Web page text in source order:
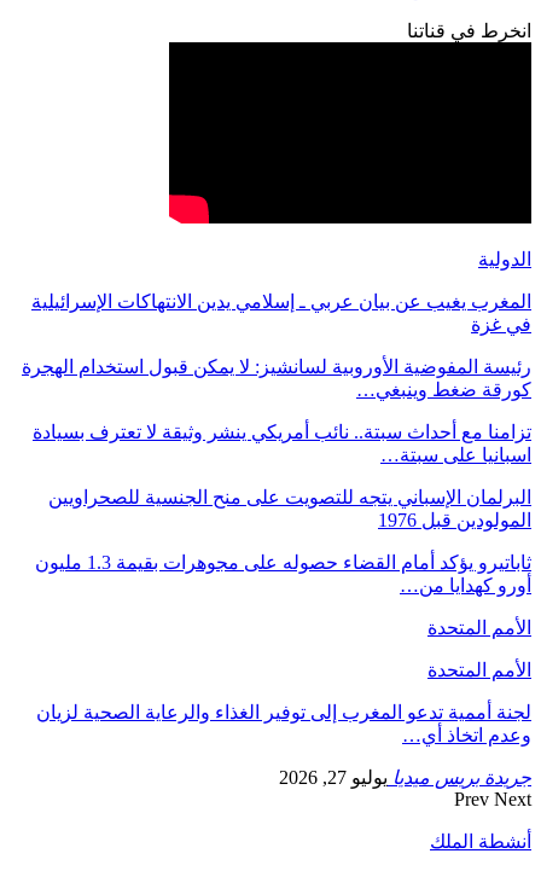
انخرط في قناتنا
الدولية
المغرب يغيب عن بيان عربي ـ إسلامي يدين الانتهاكات الإسرائيلية
في غزة
رئيسة المفوضية الأوروبية لسانشيز: لا يمكن قبول استخدام الهجرة
كورقة ضغط وينبغي…
تزامنا مع أحداث سبتة.. نائب أمريكي ينشر وثيقة لا تعترف بسيادة
اسبانيا على سبتة…
البرلمان الإسباني يتجه للتصويت على منح الجنسية للصحراويين
المولودين قبل 1976
ثاباتيرو يؤكد أمام القضاء حصوله على مجوهرات بقيمة 1.3 مليون
أورو كهدايا من…
الأمم المتحدة
الأمم المتحدة
لجنة أممية تدعو المغرب إلى توفير الغذاء والرعاية الصحية لزيان
وعدم اتخاذ أي…
جريدة بريس ميديا يوليو 27, 2026
Prev Next
أنشطة الملك